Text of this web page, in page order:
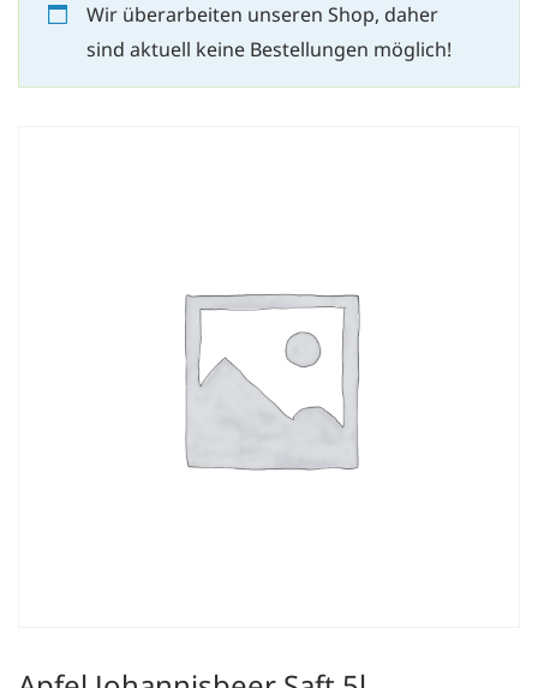
Wir überarbeiten unseren Shop, daher
sind aktuell keine Bestellungen möglich!